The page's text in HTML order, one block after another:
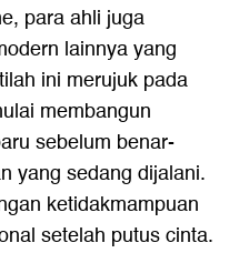
para ahli juga
lainnya yang
ini merujuk pada
membangun
sebelum benar-
yang sedang dijalani.
ketidakmampuan
setelah putus cinta.